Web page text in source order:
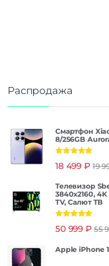
Распродажа
Смартфон
8/256GB
из 5
18 499 ₽ 19
Телевизор
3840x2160,
TV, Салют ТВ
из 5
50 999 ₽ 55
Apple iPhone